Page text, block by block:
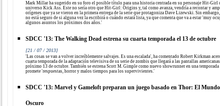
Mark Millar ha sugerido en su foro el posible título para una historia centrada en su personaje Hit-Girl
universo Kick Ass. Este no sería otro que Hit-Girl: Origins y, tal como avanza, vendría a recontar y
orígenes que ya se vieron en la primera entrega de la serie que protagoniza Dave Lizewski. Sin
no está seguro de si alguna vez la escribirá o cuándo estará lista, ya que comenta que va a estar 'muy
algunos asuntos los próximos dos años.'
SDCC '13: The Walking Dead estrena su cuarta temporada el 13 de octubre
[21 / 07 / 2013]
'Las cosas se van a volver increíblemente salvajes. Es una escalada', ha comentado Robert Kirkman
cuarta temporada de la adaptación televisiva de su serie de zombis que llegará a las pantallas
próximo 13 de octubre. También se estrena Scott M. Gimple como nuevo showrunner en una temporada
promete 'respuestas, horror y malos tiempos para los supervivientes.'
SDCC '13: Marvel y Gameloft preparan un juego basado en Thor: El Mundo
Oscuro